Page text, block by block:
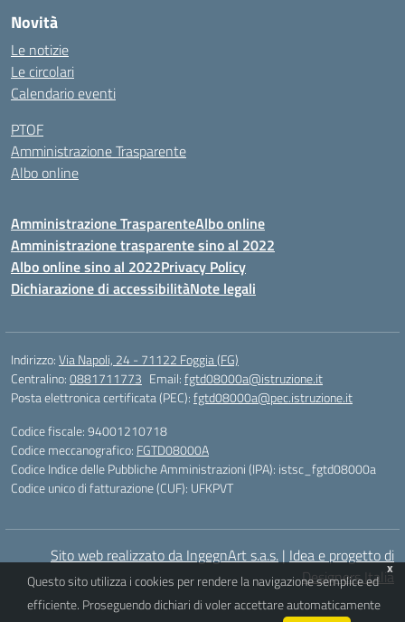
Novità
Le notizie
Le circolari
Calendario eventi
PTOF
Amministrazione Trasparente
Albo online
Amministrazione TrasparenteAlbo online
Amministrazione trasparente sino al 2022
Albo online sino al 2022Privacy Policy
Dichiarazione di accessibilitàNote legali
Indirizzo:Via Napoli, 24 - 71122 Foggia (FG)
Centralino:0881711773 Email:fgtd08000a@istruzione.it
Posta elettronica certificata (PEC):fgtd08000a@pec.istruzione.it
Codice fiscale: 94001210718
Codice meccanografico: FGTD08000A
Codice Indice delle Pubbliche Amministrazioni (IPA): istsc_fgtd08000a
Codice unico di fatturazione (CUF): UFKPVT
Sito web realizzato da IngegnArt s.a.s. | Idea e progetto di
Designers Italia
x
Questo sito utilizza i cookies per rendere la navigazione semplice ed
efficiente. Proseguendo dichiari di voler accettare automaticamente